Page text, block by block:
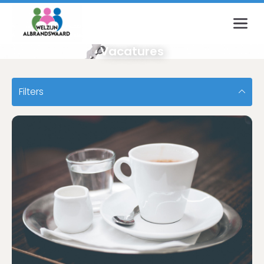
Vacatures
Filters
Login
Wachtwoord vergeten?